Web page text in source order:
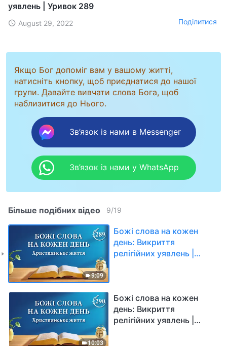
уявлень | Уривок 289
August 29, 2022 Поділитися
Якщо Бог допоміг вам у вашому житті,
натисніть кнопку, щоб приєднатися до нашої
групи. Давайте вивчати слова Бога, щоб
наблизитися до Нього.
Зв’язок із нами в Messenger
Зв’язок із нами у WhatsApp
Більше подібних відео 9/19
9:09
Божі слова на кожен
день: Викриття
релігійних уявлень |
10:03
Божі слова на кожен
день: Викриття
релігійних уявлень |